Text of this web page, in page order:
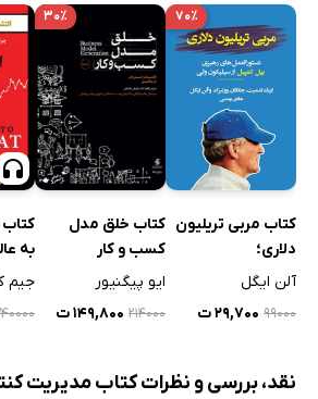
۷۰٪
کتاب مربی تریلیون
دلاری؛
دستورالعمل‌های
سیلیکون ولی
آلن ایگل
۹۹۰۰۰ ۲۹,۷۰۰ ت
۳۰٪
کتاب خلق مدل
کسب‌ و کار
ایو پیگنیور
۲۱۴۰۰۰ ۱۴۹,۸۰۰ ت
به
جیم
نقد، بررسی و نظرات کتاب مدیریت